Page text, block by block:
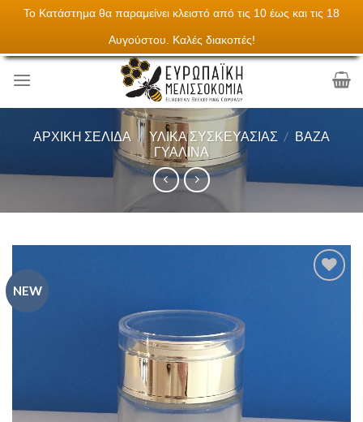
Το Κατάστημα θα παραμείνει κλειστό από τις 10 έως και τις 18
Αυγούστου. Καλές διακοπές!
to
content
Τα πάντα για την μελισσοκομεία
ΑΡΧΙΚΉ ΣΕΛΊΔΑ / ΥΛΙΚΆ ΣΥΣΚΕΥΑΣΊΑΣ / ΒΆΖΑ
ΓΥΆΛΙΝΑ
NEW